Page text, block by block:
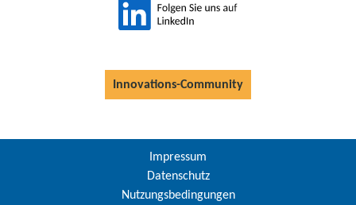
Innovations-Community
Impressum
Datenschutz
Nutzungsbedingungen